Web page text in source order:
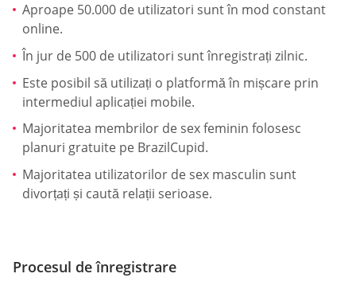
Aproape 50.000 de utilizatori sunt în mod constant
online.
În jur de 500 de utilizatori sunt înregistrați zilnic.
Este posibil să utilizați o platformă în mișcare prin
intermediul aplicației mobile.
Majoritatea membrilor de sex feminin folosesc
planuri gratuite pe BrazilCupid.
Majoritatea utilizatorilor de sex masculin sunt
divorțați și caută relații serioase.
Procesul de înregistrare